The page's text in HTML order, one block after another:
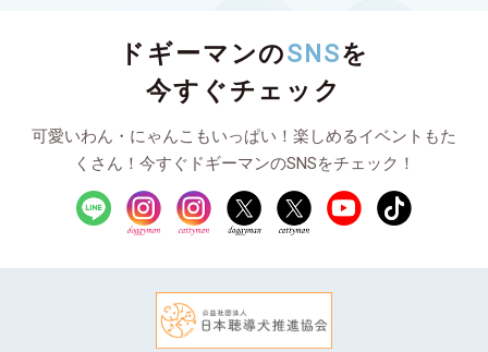
ドギーマンのSNSを
今すぐチェック
可愛いわん・にゃんこもいっぱい！楽しめるイベントもた
くさん！今すぐドギーマンのSNSをチェック！